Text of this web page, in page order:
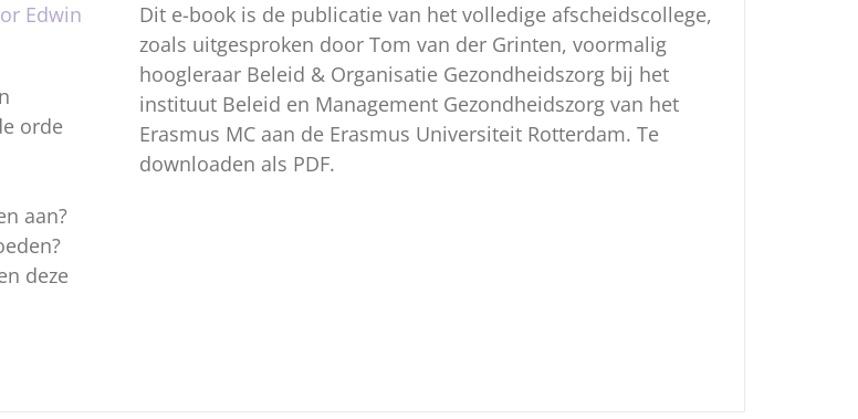
Edwin
orde
aan?
deze
Dit e-book is de publicatie van het volledige afscheidscollege,
zoals uitgesproken door Tom van der Grinten, voormalig
hoogleraar Beleid & Organisatie Gezondheidszorg bij het
instituut Beleid en Management Gezondheidszorg van het
Erasmus MC aan de Erasmus Universiteit Rotterdam. Te
downloaden als PDF.